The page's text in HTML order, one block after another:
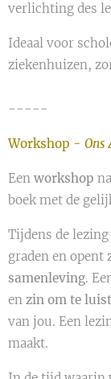
verlichting des
Ideaal voor
ziekenhuizen,
-----
Workshop - Ons
Een workshop
boek met de
Tijdens de
graden en opent
samenleving.
en zin om te
van jou. Een
maakt.